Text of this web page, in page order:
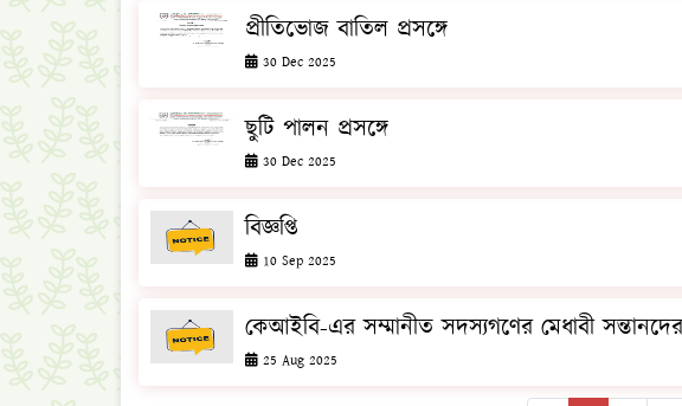
প্রীতিভোজ বাতিল প্রসঙ্গে
30 Dec 2025
ছুটি পালন প্রসঙ্গে
30 Dec 2025
বিজ্ঞপ্তি
10 Sep 2025
কেআইবি-এর সম্মানীত সদস্যগণের মেধাবী সন্তানদের
25 Aug 2025